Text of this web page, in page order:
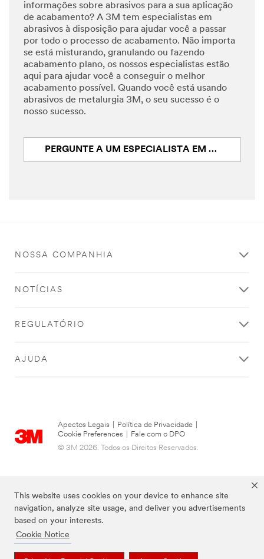
This website uses cookies on your device to enhance site
navigation, analyze site usage, and deliver you advertisements
based on your interests.
Cookie Notice
informações sobre abrasivos para a sua aplicação
de acabamento? A 3M tem especialistas em
abrasivos à disposição para ajudar você a passar
por todo o processo de acabamento. Não importa
se está misturando, granulando ou fazendo
acabamento plano, os nossos especialistas estão
aqui para ajudar você a conseguir o melhor
acabamento possível. Quando você está usando
abrasivos de metalurgia 3M, o seu sucesso é o
nosso sucesso.
PERGUNTE A UM ESPECIALISTA EM ABRASIVOS
NOSSA COMPANHIA
NOTÍCIAS
REGULATÓRIO
AJUDA
Apectos Legais Política de Privacidade
Cookie Preferences
Fale com o DPO
© 3M 2026. Todos os Direitos Reservados.